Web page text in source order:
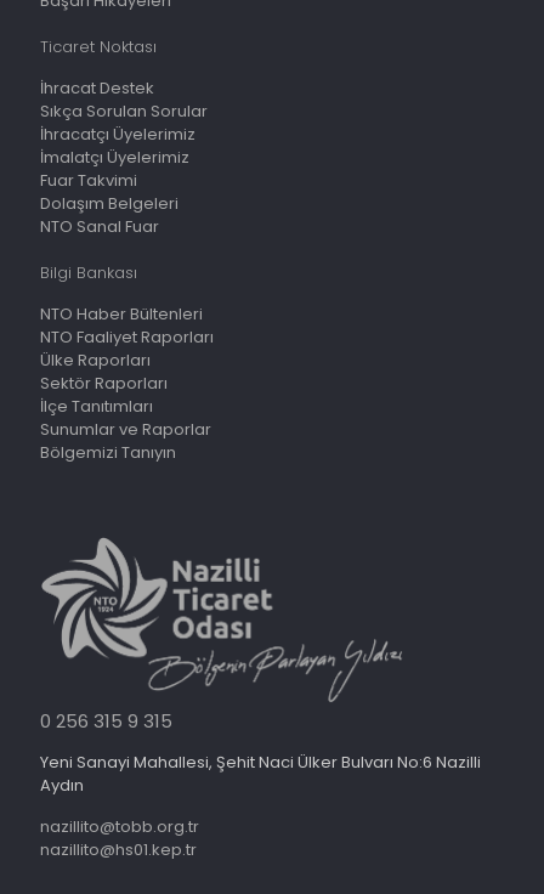
Ticaret Noktası
İhracat Destek
Sıkça Sorulan Sorular
İhracatçı Üyelerimiz
İmalatçı Üyelerimiz
Fuar Takvimi
Dolaşım Belgeleri
NTO Sanal Fuar
Bilgi Bankası
NTO Haber Bültenleri
NTO Faaliyet Raporları
Ülke Raporları
Sektör Raporları
İlçe Tanıtımları
Sunumlar ve Raporlar
Bölgemizi Tanıyın
0 256 315 9 315
Yeni Sanayi Mahallesi, Şehit Naci Ülker Bulvarı No:6 Nazilli
Aydın
nazillito@tobb.org.tr
nazillito@hs01.kep.tr